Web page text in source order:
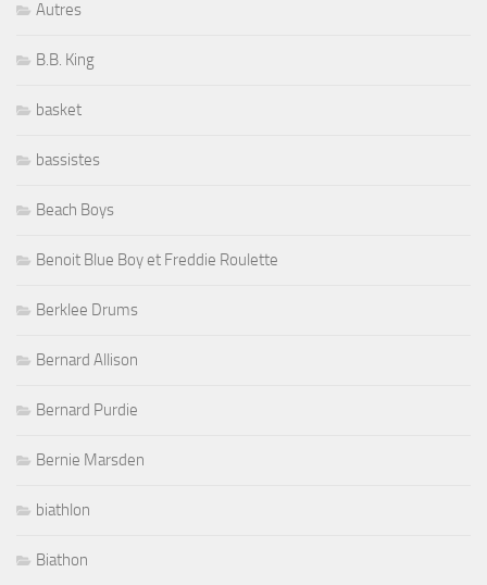
Autres
B.B. King
basket
bassistes
Beach Boys
Benoit Blue Boy et Freddie Roulette
Berklee Drums
Bernard Allison
Bernard Purdie
Bernie Marsden
biathlon
Biathon